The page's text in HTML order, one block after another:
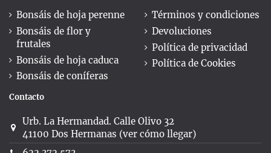
Bonsáis de hoja perenne
Bonsáis de flor y
frutales
Bonsáis de hoja caduca
Bonsáis de coníferas
Términos y condiciones
Devoluciones
Política de privacidad
Política de Cookies
Contacto
Urb. La Hermandad. Calle Olivo 32
41100 Dos Hermanas (ver cómo llegar)